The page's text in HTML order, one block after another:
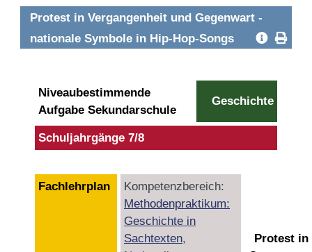
Protest in Vergangenheit und Gegenwart -
nationale Symbole in Hip-Hop-Songs
Niveaubestimmende
Aufgabe Sekundarschule
Geschichte
Schuljahrgänge 7/8
Fachlehrplan
Kompetenzbereich:
Methodenpraktikum:
Geschichte in
Sachtexten,
Protest in